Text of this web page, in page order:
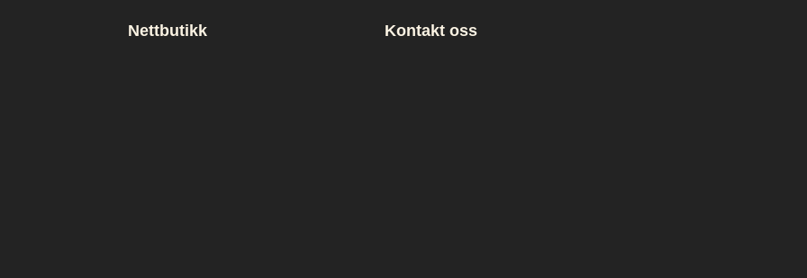
Nettbutikk Kontakt oss